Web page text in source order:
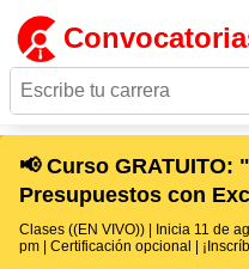
📢 Curso GRATUITO:
Presupuestos con
Clases ((EN VIVO)) | Inicia 11 de
pm | Certificación opcional |